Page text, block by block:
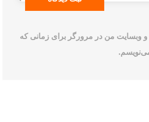
و وبسایت من در مرورگر برای زمانی که